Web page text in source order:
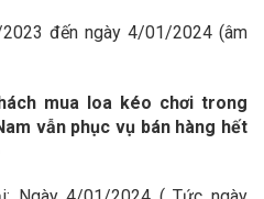
đến ngày 4/01/2024 (âm
mua loa kéo chơi trong
vẫn phục vụ bán hàng hết